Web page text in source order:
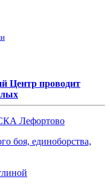
Центр проводит
Лефортово
боя, единоборства,